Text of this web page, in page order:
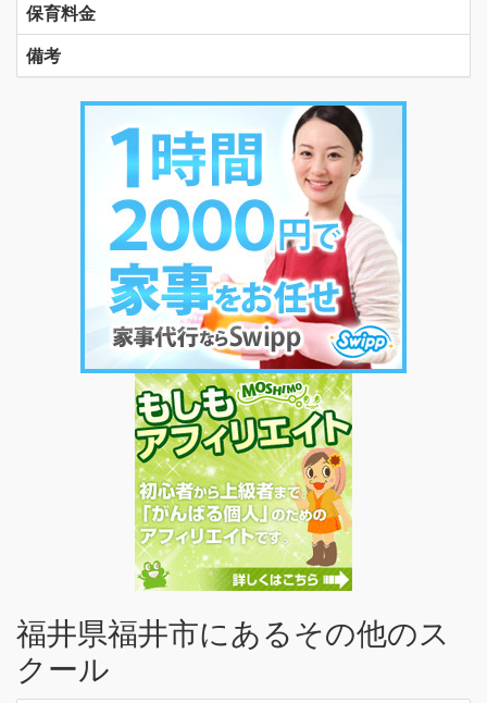
保育料金
備考
福井県福井市にあるその他のス
クール